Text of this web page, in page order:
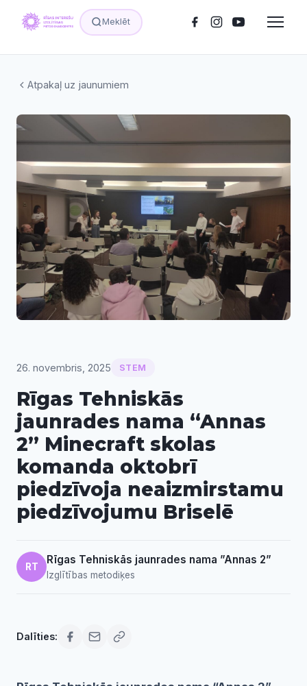
Meklēt
Atpakaļ uz jaunumiem
26. novembris, 2025 STEM
Rīgas Tehniskās
jaunrades nama “Annas
2” Minecraft skolas
komanda oktobrī
piedzīvoja neaizmirstamu
piedzīvojumu Briselē
RT
Rīgas Tehniskās jaunrades nama ”Annas 2”
Izglītības metodiķes
Dalīties: